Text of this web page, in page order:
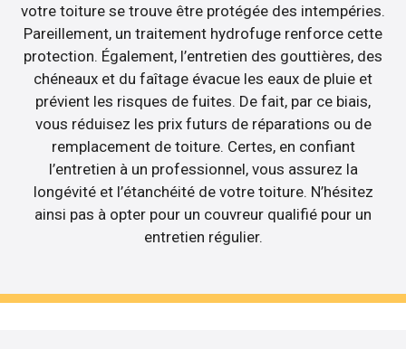
votre toiture se trouve être protégée des intempéries.
Pareillement, un traitement hydrofuge renforce cette
protection. Également, l’entretien des gouttières, des
chéneaux et du faîtage évacue les eaux de pluie et
prévient les risques de fuites. De fait, par ce biais,
vous réduisez les prix futurs de réparations ou de
remplacement de toiture. Certes, en confiant
l’entretien à un professionnel, vous assurez la
longévité et l’étanchéité de votre toiture. N’hésitez
ainsi pas à opter pour un couvreur qualifié pour un
entretien régulier.